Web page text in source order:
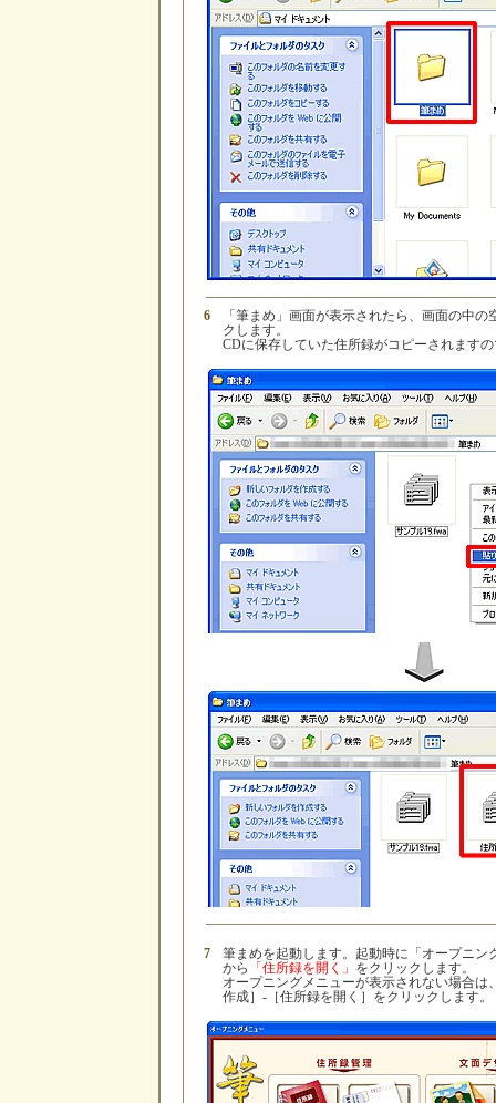
6
「筆まめ」画面が表示されたら、画面の中
クします。
CDに保存していた住所録がコピーされます
7
筆まめを起動します。起動時に「オープニ
から
「住所録を開く」 をクリックします。
オープニングメニューが表示されない場合
作成］-［住所録を開く］をクリックします。